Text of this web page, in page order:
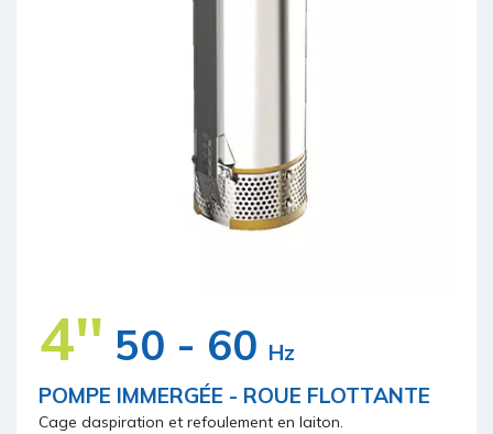
4'' 50 - 60 Hz
POMPE IMMERGÉE - ROUE FLOTTANTE
Cage daspiration et refoulement en laiton.